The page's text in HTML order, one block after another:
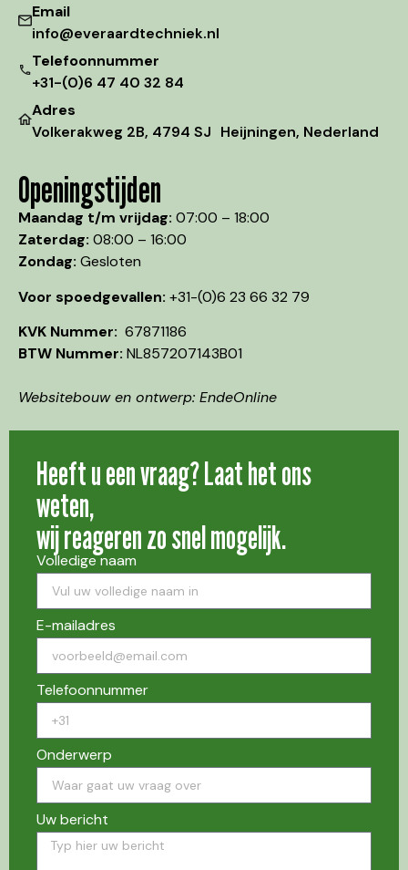
Email
info@everaardtechniek.nl
Telefoonnummer
+31-(0)6 47 40 32 84
Adres
Volkerakweg 2B, 4794 SJ Heijningen, Nederland
Openingstijden
Maandag t/m vrijdag: 07:00 – 18:00
Zaterdag: 08:00 – 16:00
Zondag: Gesloten
Voor spoedgevallen: +31-(0)6 23 66 32 79
KVK Nummer: 67871186
BTW Nummer: NL857207143B01
Websitebouw en ontwerp: EndeOnline
Heeft u een vraag? Laat het ons
weten,
wij reageren zo snel mogelijk.
Volledige naam
E-mailadres
Telefoonnummer
Onderwerp
Uw bericht